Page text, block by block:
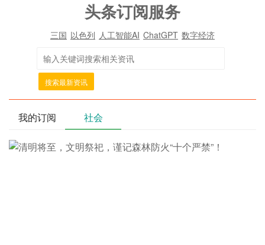
头条订阅服务
三国 以色列 人工智能AI ChatGPT 数字经济
搜索最新资讯
我的订阅 社会